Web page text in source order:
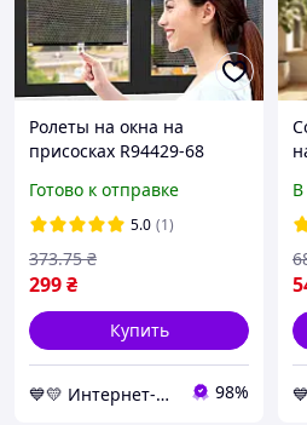
Ролеты на окна на
присосках R94429-68
шторка солнцезащитная
для авто и квартиры
Готово к отправке
5.0 (1)
299₴
373.75 ₴
Купить
💙💛 Интернет-магазин Non-Stop 🎁％🚚 ⤵ 98%